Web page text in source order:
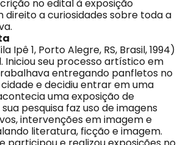
no edital à exposição
direito a curiosidades sobre toda a
Ipê 1, Porto Alegre, RS, Brasil, 1994)
Iniciou seu processo artístico em
entregando panfletos no
e decidiu entrar em uma
uma exposição de
pesquisa faz uso de imagens
intervenções em imagem e
literatura, ficção e imagem.